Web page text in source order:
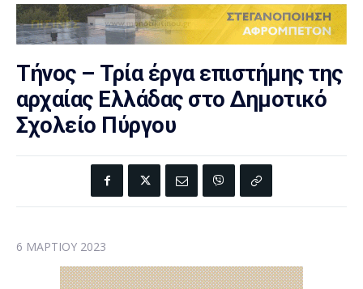
Τήνος – Τρία έργα επιστήμης της
αρχαίας Ελλάδας στο Δημοτικό
Σχολείο Πύργου
6 ΜΑΡΤΊΟΥ 2023